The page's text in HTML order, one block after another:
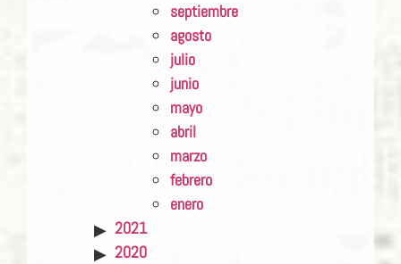
septiembre
agosto
julio
junio
mayo
abril
marzo
febrero
enero
2021
2020